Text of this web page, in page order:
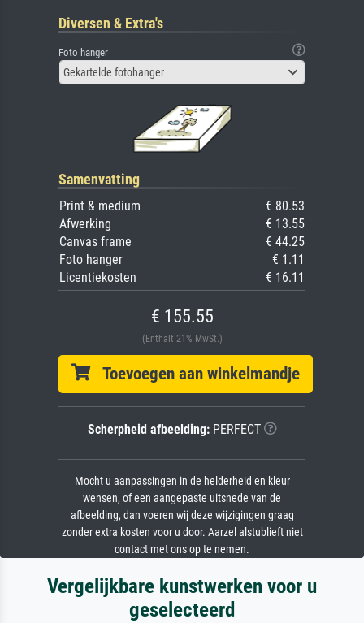
Diversen & Extra's
Foto hanger
Gekartelde fotohanger
Samenvatting
Print & medium
€ 80.53
Afwerking
€ 13.55
Canvas frame
€ 44.25
Foto hanger
€ 1.11
Licentiekosten
€ 16.11
€ 155.55
(Enthält 21% MwSt.)
Toevoegen aan winkelmandje
Scherpheid afbeelding:PERFECT
Mocht u aanpassingen in de helderheid en kleur
wensen, of een aangepaste uitsnede van de
afbeelding, dan voeren wij deze wijzigingen graag
zonder extra kosten voor u door. Aarzel alstublieft niet
contact met ons op te nemen.
Vergelijkbare kunstwerken voor u
geselecteerd